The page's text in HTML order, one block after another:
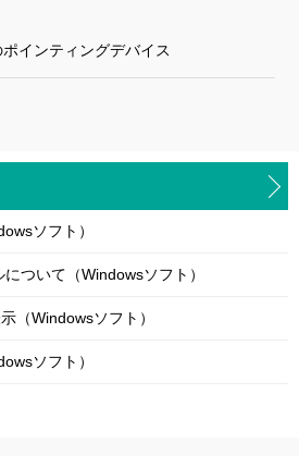
インティングデバイス
ソフト）
ついて（Windowsソフト）
（Windowsソフト）
ソフト）